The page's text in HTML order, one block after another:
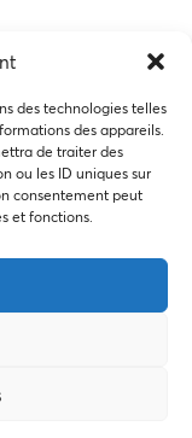
des technologies telles
des appareils.
de traiter des
ou les ID uniques sur
consentement peut
et fonctions.et pour
32 Allées d'Orléans